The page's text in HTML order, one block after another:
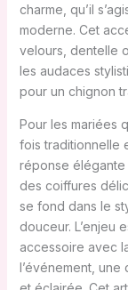
charme, qu’il
moderne. Cet
velours, dentelle
les audaces
pour un chignon
Pour les mariées
fois traditionnelle
réponse élégante
des coiffures
se fond dans le
douceur. L’enjeu
accessoire avec
l’événement,